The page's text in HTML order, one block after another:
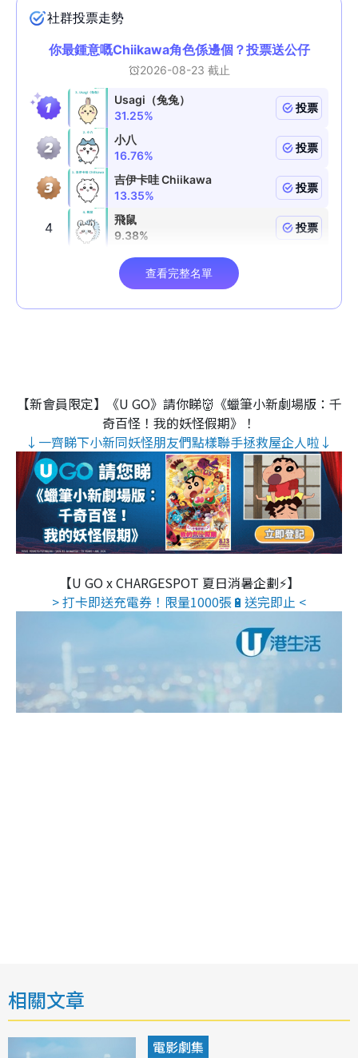
【新會員限定】《U GO》請你睇👹《蠟筆小新劇場版：千
奇百怪！我的妖怪假期》！
↓一齊睇下小新同妖怪朋友們點樣聯手拯救屋企人啦↓
【U GO x CHARGESPOT 夏日消暑企劃⚡】
> 打卡即送充電券！限量1000張🔋送完即止 <
相關文章
電影劇集